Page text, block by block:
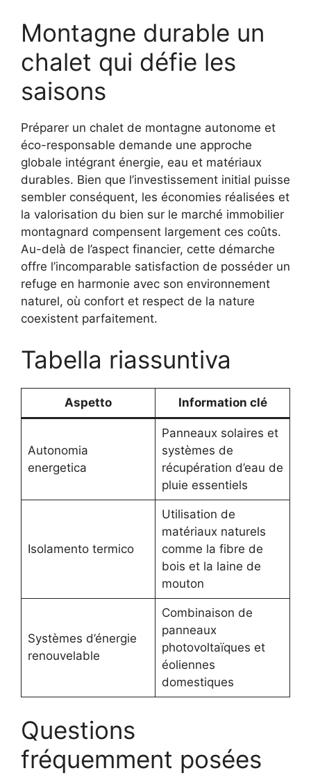
Montagne durable un
chalet qui défie les
saisons
Préparer un chalet de montagne autonome et
éco-responsable demande une approche
globale intégrant énergie, eau et matériaux
durables. Bien que l’investissement initial puisse
sembler conséquent, les économies réalisées et
la valorisation du bien sur le marché immobilier
montagnard compensent largement ces coûts.
Au-delà de l’aspect financier, cette démarche
offre l’incomparable satisfaction de posséder un
refuge en harmonie avec son environnement
naturel, où confort et respect de la nature
coexistent parfaitement.
Tabella riassuntiva
Aspetto Information clé
Autonomia
energetica
Panneaux solaires et
systèmes de
récupération d’eau de
pluie essentiels
Isolamento termico
Utilisation de
matériaux naturels
comme la fibre de
bois et la laine de
mouton
Systèmes d’énergie
renouvelable
Combinaison de
panneaux
photovoltaïques et
éoliennes
domestiques
Questions
fréquemment posées